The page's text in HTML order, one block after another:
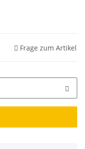
Frage zum Artikel